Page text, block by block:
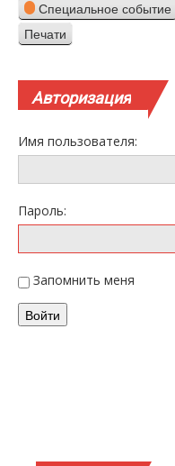
Специальное событие
Просмотр
Печати
Авторизация
Имя пользователя:
Пароль:
Запомнить меня
Войти